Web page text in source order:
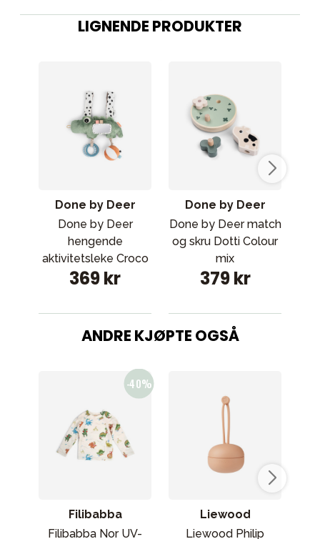
LIGNENDE PRODUKTER
Done by Deer
Done by Deer
hengende
aktivitetsleke Croco
Green
369 kr
Done by Deer
Done by Deer match
og skru Dotti Colour
mix
379 kr
ANDRE KJØPTE OGSÅ
Filibabba
Filibabba Nor UV-
Liewood
Liewood Philip